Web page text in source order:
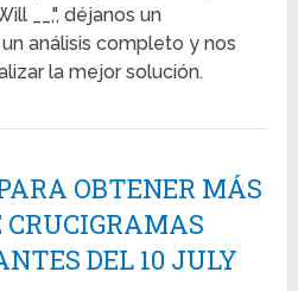
__,", déjanos un
análisis completo y nos
la mejor solución.
OBTENER MÁS
CRUCIGRAMAS
DEL 10 JULY